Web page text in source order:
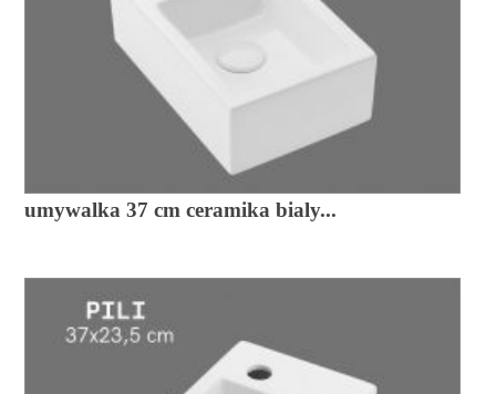
umywalka 37 cm ceramika bialy...